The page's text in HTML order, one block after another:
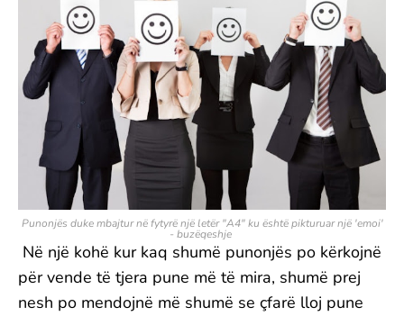
Punonjës duke mbajtur në fytyrë një letër "A4" ku është pikturuar një 'emoi'
- buzëqeshje
Në një kohë kur kaq shumë punonjës po kërkojnë
për vende të tjera pune më të mira, shumë prej
nesh po mendojnë më shumë se çfarë lloj pune